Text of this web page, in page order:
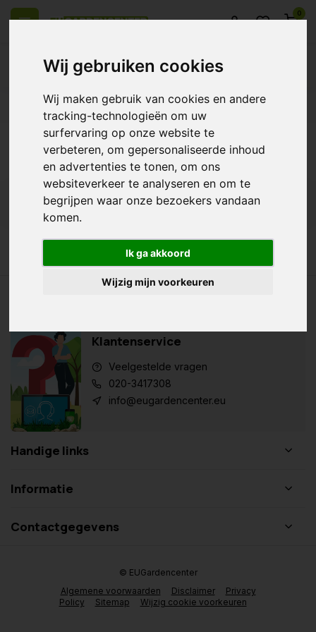
Wij gebruiken cookies
Wij maken gebruik van cookies en andere
tracking-technologieën om uw
surfervaring op onze website te
verbeteren, om gepersonaliseerde inhoud
en advertenties te tonen, om ons
websiteverkeer te analyseren en om te
begrijpen waar onze bezoekers vandaan
komen.
Ik ga akkoord
Wijzig mijn voorkeuren
0
14 Dagen retourrecht Beste klantenservice
Terug
Producten getagd met Ripen
Klantenservice
Veelgestelde vragen
020-3417308
info@eugardencenter.eu
Handige links
Informatie
Contactgegevens
Algemene voorwaarden Disclaimer
Privacy
Policy
Sitemap Wijzig cookie voorkeuren
© EUGardencenter